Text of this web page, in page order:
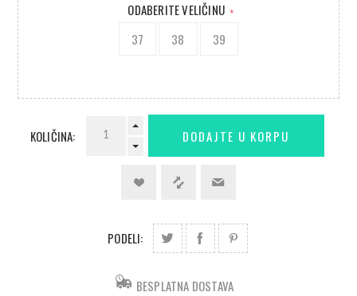
ODABERITE VELIČINU *
37 38 39
KOLIČINA:
PODELI:
BESPLATNA DOSTAVA